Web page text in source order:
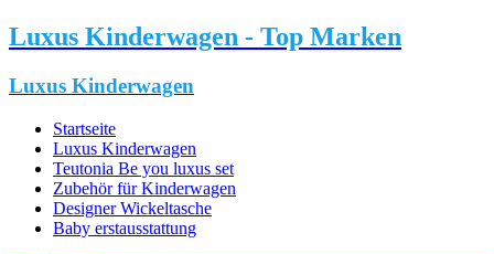
Luxus Kinderwagen - Top Marken
Luxus Kinderwagen
Startseite
Luxus Kinderwagen
Teutonia Be you luxus set
Zubehör für Kinderwagen
Designer Wickeltasche
Baby erstausstattung